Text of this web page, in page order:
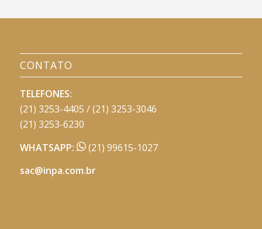
CONTATO
TELEFONES:
(21) 3253-4405 / (21) 3253-3046
(21) 3253-6230
WHATSAPP:
(21) 99615-1027
sac@inpa.com.br